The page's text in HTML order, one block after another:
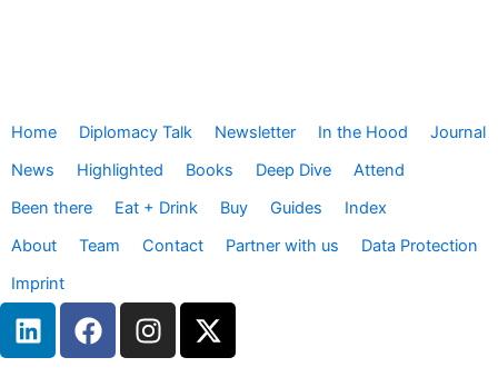
Home Diplomacy Talk Newsletter In the Hood
Journal
News
Highlighted Books Deep Dive
Attend
Been there
Eat + Drink Buy Guides
Index
About
Team Contact Partner with us
Data Protection
Imprint
L
i
F
a
I
n
X
-